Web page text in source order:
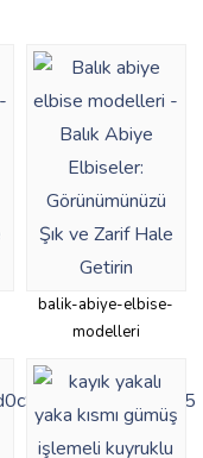
balik-abiye-elbise-
modelleri